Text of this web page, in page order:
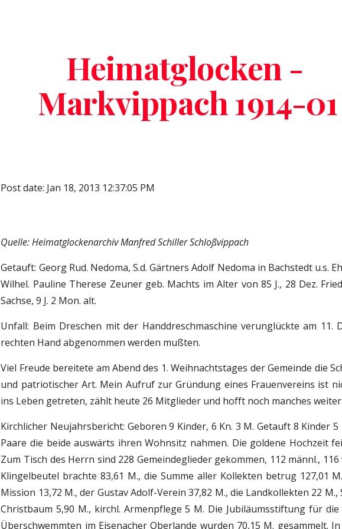
Heimatglocken -
Markvippach 1914-01
Post date: Jan 18, 2013 12:37:05 PM
Quelle: Heimatglockenarchiv Manfred Schiller Schloßvippach
Getauft: Georg Rud. Nedoma, S.d. Gärtners Adolf Nedoma in Bachstedt u.s.
Wilhel. Pauline Therese Zeuner geb. Machts im Alter von 85 J., 28 Dez.
Sachse, 9 J. 2 Mon. alt.
Unfall: Beim Dreschen mit der Handdreschmaschine verunglückte am
rechten Hand abgenommen werden mußten.
Viel Freude bereitete am Abend des 1. Weihnachtstages der Gemeinde die
und patriotischer Art. Mein Aufruf zur Gründung eines Frauenvereins ist
ins Leben getreten, zählt heute 26 Mitglieder und hofft noch manches
Kirchlicher Neujahrsbericht: Geboren 9 Kinder, 6 Kn. 3 M. Getauft 8 Kinder
Paare die beide auswärts ihren Wohnsitz nahmen. Die goldene Hochzeit
Zum Tisch des Herrn sind 228 Gemeindeglieder gekommen, 112 männl.,
Klingelbeutel brachte 83,61 M., die Summe aller Kollekten betrug 127,01
Mission 13,72 M., der Gustav Adolf-Verein 37,82 M., die Landkollekten 22
Christbaum 5,90 M., kirchl. Armenpflege 5 M. Die Jubiläumsstiftung für
Überschwemmten im Eisenacher Oberlande wurden 70,15 M. gesammelt.